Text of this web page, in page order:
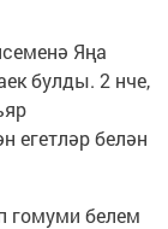
Яңа
булды. 2 нче,
егетләр белән
гомуми белем